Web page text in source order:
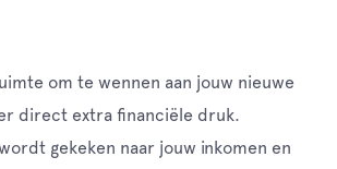
om te wennen aan jouw nieuwe
direct extra financiële druk.
gekeken naar jouw inkomen en